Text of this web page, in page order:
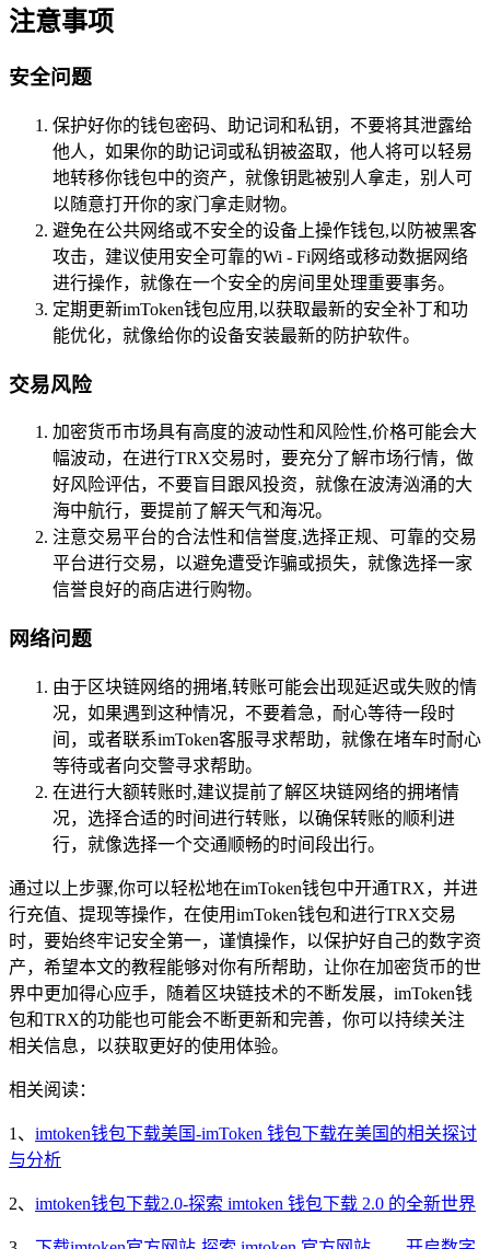
注意事项
安全问题
保护好你的钱包密码、助记词和私钥，不要将其泄露给
他人，如果你的助记词或私钥被盗取，他人将可以轻易
地转移你钱包中的资产，就像钥匙被别人拿走，别人可
以随意打开你的家门拿走财物。
避免在公共网络或不安全的设备上操作钱包,以防被黑客
攻击，建议使用安全可靠的Wi - Fi网络或移动数据网络
进行操作，就像在一个安全的房间里处理重要事务。
定期更新imToken钱包应用,以获取最新的安全补丁和功
能优化，就像给你的设备安装最新的防护软件。
交易风险
加密货币市场具有高度的波动性和风险性,价格可能会大
幅波动，在进行TRX交易时，要充分了解市场行情，做
好风险评估，不要盲目跟风投资，就像在波涛汹涌的大
海中航行，要提前了解天气和海况。
注意交易平台的合法性和信誉度,选择正规、可靠的交易
平台进行交易，以避免遭受诈骗或损失，就像选择一家
信誉良好的商店进行购物。
网络问题
由于区块链网络的拥堵,转账可能会出现延迟或失败的情
况，如果遇到这种情况，不要着急，耐心等待一段时
间，或者联系imToken客服寻求帮助，就像在堵车时耐心
等待或者向交警寻求帮助。
在进行大额转账时,建议提前了解区块链网络的拥堵情
况，选择合适的时间进行转账，以确保转账的顺利进
行，就像选择一个交通顺畅的时间段出行。
通过以上步骤,你可以轻松地在imToken钱包中开通TRX，并进
行充值、提现等操作，在使用imToken钱包和进行TRX交易
时，要始终牢记安全第一，谨慎操作，以保护好自己的数字资
产，希望本文的教程能够对你有所帮助，让你在加密货币的世
界中更加得心应手，随着区块链技术的不断发展，imToken钱
包和TRX的功能也可能会不断更新和完善，你可以持续关注
相关信息，以获取更好的使用体验。
相关阅读：
1、 imtoken钱包下载美国-imToken 钱包下载在美国的相关探讨
与分析
2、 imtoken钱包下载2.0-探索 imtoken 钱包下载 2.0 的全新世界